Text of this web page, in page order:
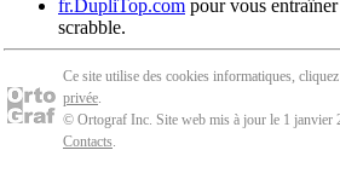
fr.DupliTop.com pour vous
scrabble.
Ce site utilise des cookies informatiques,
privée.
© Ortograf Inc. Site web mis à jour le 1 janvier
Contacts.